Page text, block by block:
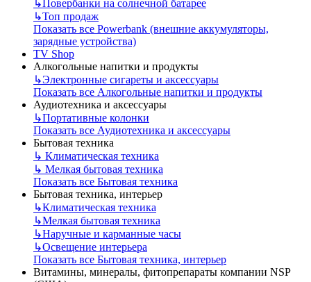
↳Повербанки на солнечной батарее
↳Топ продаж
Показать все Powerbank (внешние аккумуляторы,
зарядные устройства)
TV Shop
Алкогольные напитки и продукты
↳Электронные сигареты и аксессуары
Показать все Алкогольные напитки и продукты
Аудиотехника и аксессуары
↳Портативные колонки
Показать все Аудиотехника и аксессуары
Бытовая техника
↳ Климатическая техника
↳ Мелкая бытовая техника
Показать все Бытовая техника
Бытовая техника, интерьер
↳Климатическая техника
↳Мелкая бытовая техника
↳Наручные и карманные часы
↳Освещение интерьера
Показать все Бытовая техника, интерьер
Витамины, минералы, фитопрепараты компании NSP